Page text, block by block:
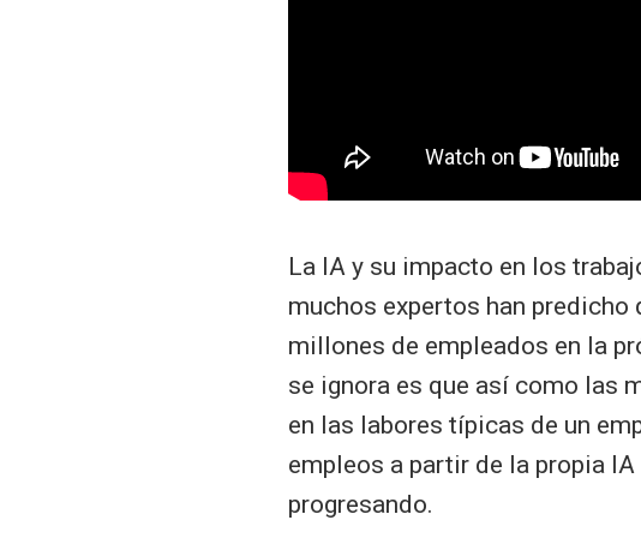
La IA y su impacto en los
muchos expertos han predicho
millones de empleados en la
se ignora es que así como las
en las labores típicas de un
empleos a partir de la propia
progresando.